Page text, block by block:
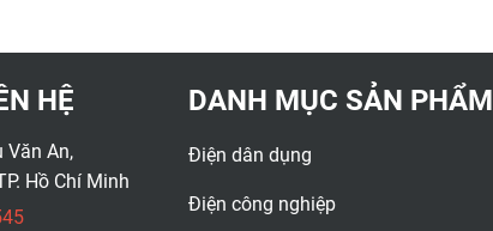
HỆ
An,
Hồ Chí Minh
DANH MỤC SẢN PHẨM
Điện dân dụng
Điện công nghiệp